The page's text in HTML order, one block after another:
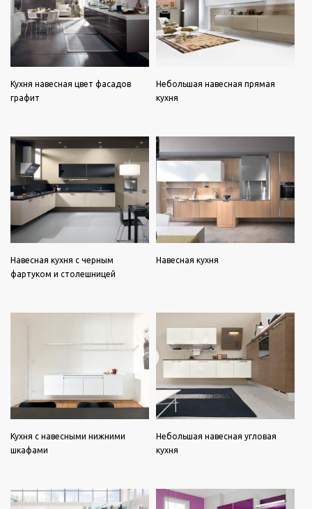
Кухня навесная цвет фасадов
графит
Небольшая навесная прямая
кухня
Навесная кухня с черным
фартуком и столешницей
Навесная кухня
Кухня с навесными нижними
шкафами
Небольшая навесная угловая
кухня